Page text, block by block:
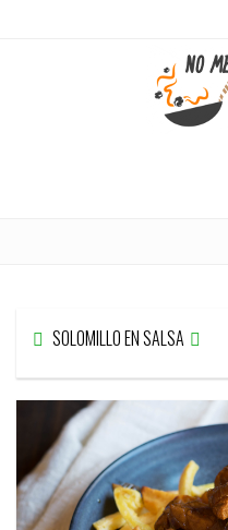
SOLOMILLO EN SALSA